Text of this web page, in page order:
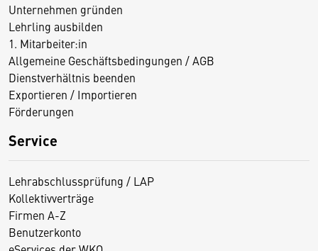
Unternehmen gründen
Lehrling ausbilden
1. Mitarbeiter:in
Allgemeine Geschäftsbedingungen / AGB
Dienstverhältnis beenden
Exportieren / Importieren
Förderungen
Service
Lehrabschlussprüfung / LAP
Kollektivverträge
Firmen A-Z
Benutzerkonto